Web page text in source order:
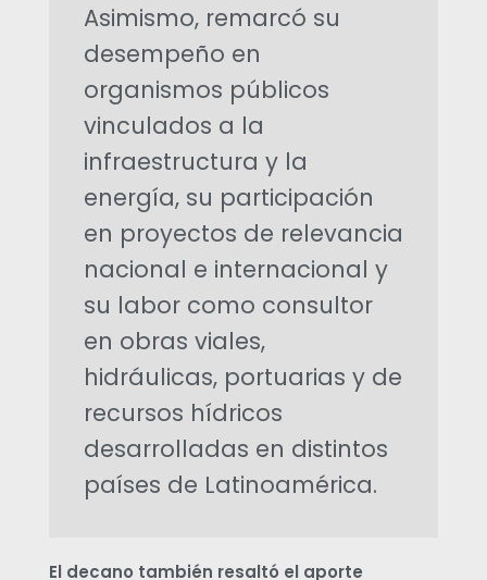
Asimismo, remarcó su
desempeño en
organismos públicos
vinculados a la
infraestructura y la
energía, su participación
en proyectos de relevancia
nacional e internacional y
su labor como consultor
en obras viales,
hidráulicas, portuarias y de
recursos hídricos
desarrolladas en distintos
países de Latinoamérica.
El decano también resaltó el aporte